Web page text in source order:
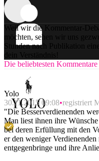
Weil wir die Kommentar-
möchten, sehen wir uns
Stunden nach Publikation
dein Verständnis!
Die beliebtesten Kommentare
Yolo
30.11.2015 09:08 registriert
"Die Besserverdienenden
Man liest ihnen ihre
bei deren Erfüllung mit den
er den weniger
entgegenbringe und ihre